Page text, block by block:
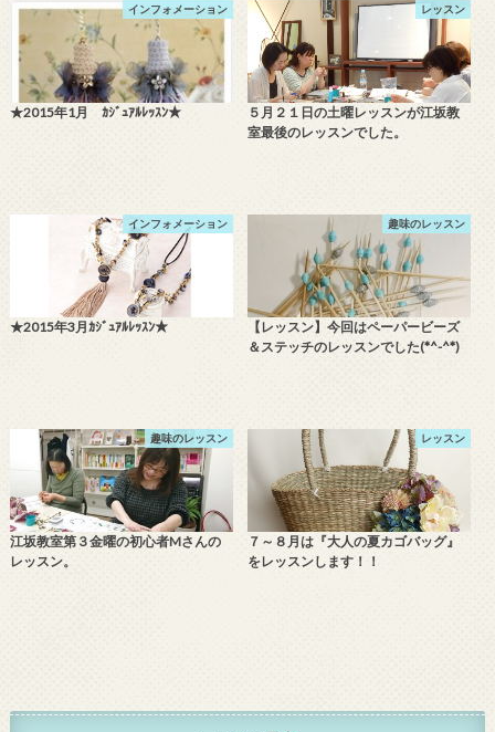
インフォメーション
★2015年1月 ｶｼﾞｭｱﾙﾚｯｽﾝ★
レッスン
５月２１日の土曜レッスンが江坂教
室最後のレッスンでした。
インフォメーション
★2015年3月ｶｼﾞｭｱﾙﾚｯｽﾝ★
趣味のレッスン
【レッスン】今回はペーパービーズ
＆ステッチのレッスンでした(*^-^*)
趣味のレッスン
江坂教室第３金曜の初心者Mさんの
レッスン。
レッスン
７～８月は『大人の夏カゴバッグ』
をレッスンします！！